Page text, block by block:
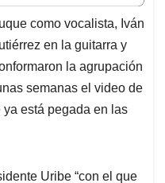
como vocalista, Iván
en la guitarra y
la agrupación
semanas el video de
ya está pegada en las
Uribe “con el que